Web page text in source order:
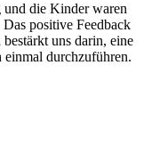
die Kinder waren
positive Feedback
uns darin, eine
durchzuführen.